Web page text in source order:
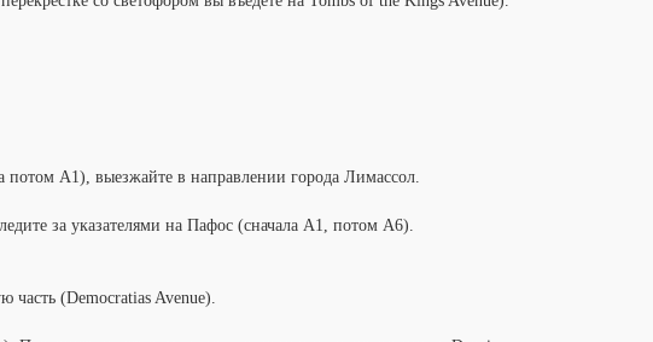
потом А1), выезжайте в направлении города Лимассол.
за указателями на Пафос (сначала А1, потом А6).
часть (Democratias Avenue).